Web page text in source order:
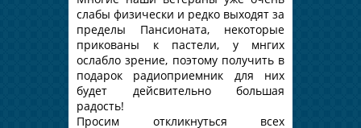
слабы физически и редко выходят за
пределы Пансионата, некоторые
прикованы к пастели, у мнгих
ослабло зрение, поэтому получить в
подарок радиоприемник для них
будет дейсвительно большая
радость!
Просим откликнуться всех